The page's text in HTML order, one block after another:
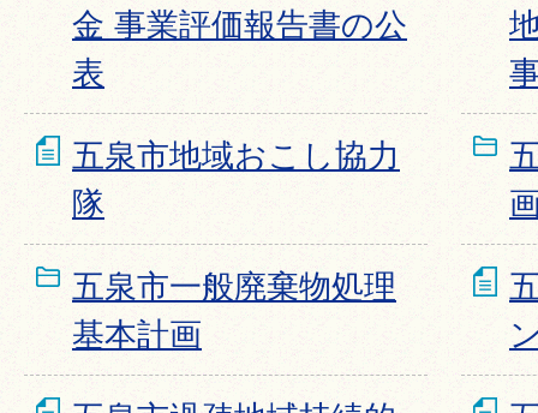
金 事業評価報告書の公
表
五泉市地域おこし協力
隊
五泉市一般廃棄物処理
基本計画